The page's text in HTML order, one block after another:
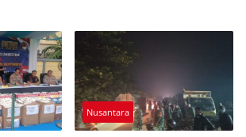
Nusantara